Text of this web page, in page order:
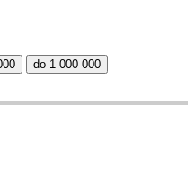
do 1 000 000